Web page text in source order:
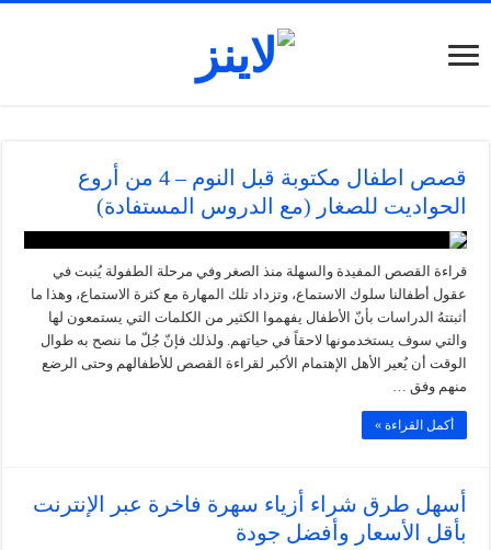
قصص اطفال مكتوبة قبل النوم – 4 من أروع
الحواديت للصغار (مع الدروس المستفادة)
قراءة القصص المفيدة والسهلة منذ الصغر وفي مرحلة الطفولة يُنبت في
عقول أطفالنا سلوك الاستماع، وتزداد تلك المهارة مع كثرة الاستماع، وهذا ما
أثبتتهُ الدراسات بأنّ الأطفال يفهموا الكثير من الكلمات التي يستمعون لها
والتي سوف يستخدمونها لاحقاً في حياتهم. ولذلك فإنّ جُلّ ما ننصح به طوال
الوقت أن يُعير الأهل الإهتمام الأكبر لقراءة القصص للأطفالهم وحتى الرضع
منهم وفق …
أكمل القراءة »
أسهل طرق شراء أزياء سهرة فاخرة عبر الإنترنت
بأقل الأسعار وأفضل جودة